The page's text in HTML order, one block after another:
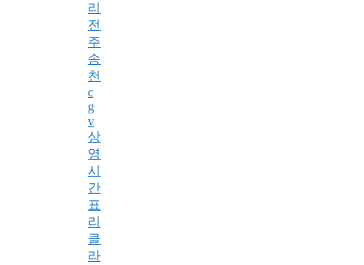
리
전
주
송
천
c
g
v
상
영
시
간
표
리
클
라